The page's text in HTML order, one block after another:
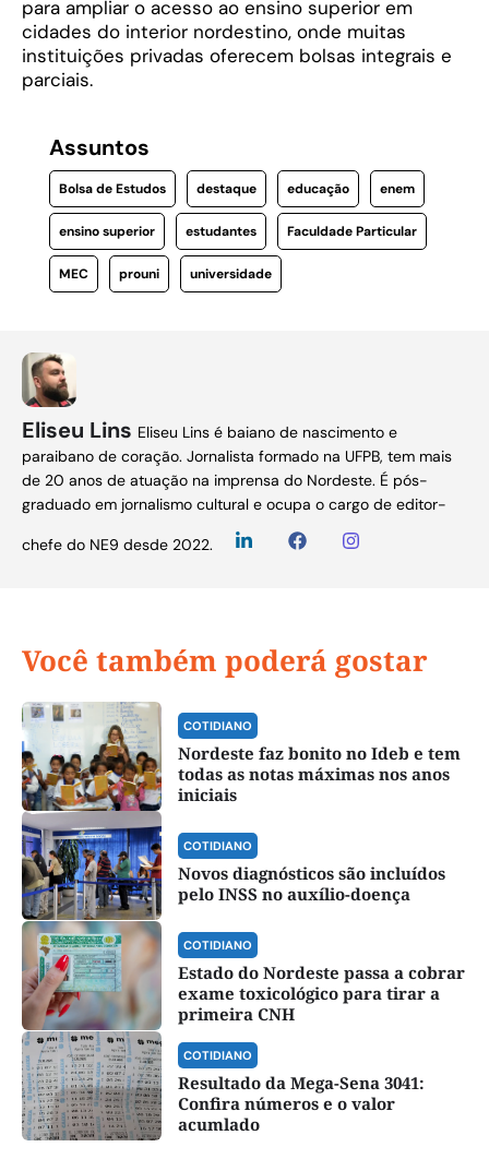
para ampliar o acesso ao ensino superior em
cidades do interior nordestino, onde muitas
instituições privadas oferecem bolsas integrais e
parciais.
Assuntos
Bolsa de Estudos destaque educação enem
ensino superior estudantes Faculdade Particular
MEC prouni universidade
Eliseu Lins Eliseu Lins é baiano de nascimento e
paraibano de coração. Jornalista formado na UFPB, tem mais
de 20 anos de atuação na imprensa do Nordeste. É pós-
graduado em jornalismo cultural e ocupa o cargo de editor-
chefe do NE9 desde 2022.
Você também poderá gostar
COTIDIANO
Nordeste faz bonito no Ideb e tem
todas as notas máximas nos anos
iniciais
COTIDIANO
Novos diagnósticos são incluídos
pelo INSS no auxílio-doença
COTIDIANO
Estado do Nordeste passa a cobrar
exame toxicológico para tirar a
primeira CNH
COTIDIANO
Resultado da Mega-Sena 3041:
Confira números e o valor
acumlado